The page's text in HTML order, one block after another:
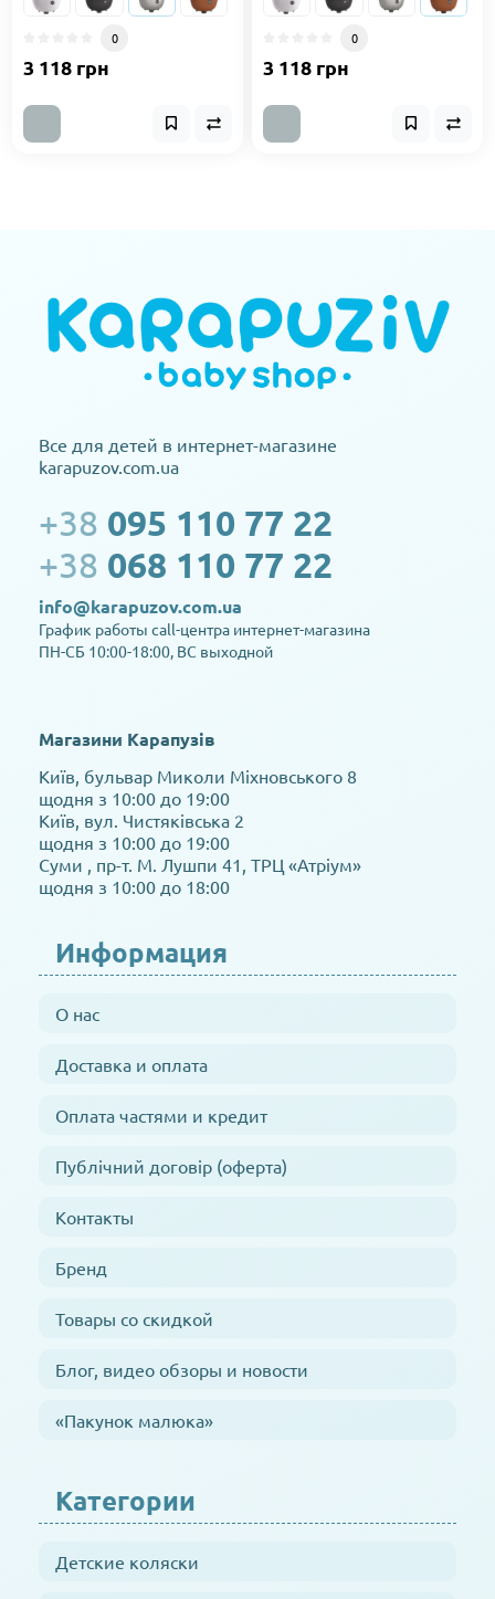
0
3 118 грн
0
3 118 грн
Все для детей в интернет-магазине
karapuzov.com.ua
+38 095 110 77 22
+38 068 110 77 22
info@karapuzov.com.ua
График работы call-центра интернет-магазина
ПН-СБ 10:00-18:00, ВС выходной
Магазини Карапузів
Київ, бульвар Миколи Міхновського 8
щодня з 10:00 до 19:00
Київ, вул. Чистяківська 2
щодня з 10:00 до 19:00
Суми , пр-т. М. Лушпи 41, ТРЦ «Атріум»
щодня з 10:00 до 18:00
Информация
О нас
Доставка и оплата
Оплата частями и кредит
Публічний договір (оферта)
Контакты
Бренд
Товары со скидкой
Блог, видео обзоры и новости
«Пакунок малюка»
Категории
Детские коляски